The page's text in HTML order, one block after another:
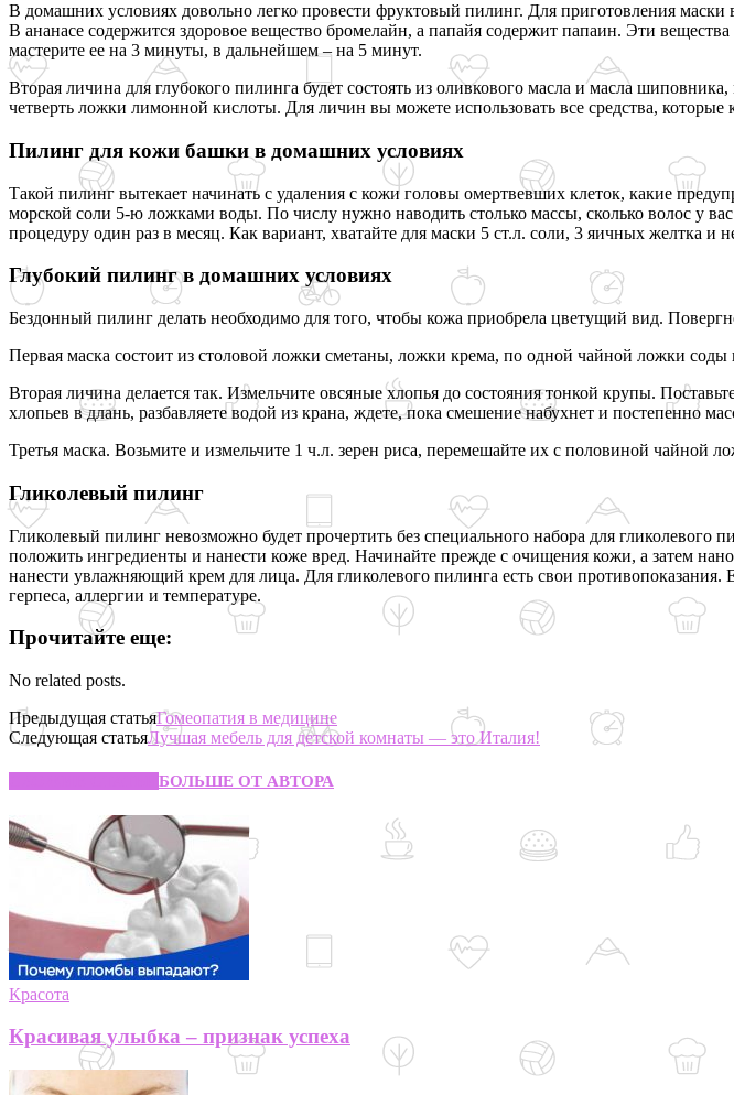
В домашних условиях довольно легко провести фруктовый пилинг. Для приготовления
В ананасе содержится здоровое вещество бромелайн, а папайя содержит папаин. Эти
мастерите ее на 3 минуты, в дальнейшем – на 5 минут.
Вторая личина для глубокого пилинга будет состоять из оливкового масла и масла
четверть ложки лимонной кислоты. Для личин вы можете использовать все средства, которые
Пилинг для кожи башки в домашних условиях
Такой пилинг вытекает начинать с удаления с кожи головы омертвевших клеток, какие
морской соли 5-ю ложками воды. По числу нужно наводить столько массы, сколько волос у
процедуру один раз в месяц. Как вариант, хватайте для маски 5 ст.л. соли, 3 яичных желтка и
Глубокий пилинг в домашних условиях
Бездонный пилинг делать необходимо для того, чтобы кожа приобрела цветущий вид.
Первая маска состоит из столовой ложки сметаны, ложки крема, по одной чайной ложки соды
Вторая личина делается так. Измельчите овсяные хлопья до состояния тонкой крупы.
хлопьев в длань, разбавляете водой из крана, ждете, пока смешение набухнет и постепенно
Третья маска. Возьмите и измельчите 1 ч.л. зерен риса, перемешайте их с половиной чайной
Гликолевый пилинг
Гликолевый пилинг невозможно будет прочертить без специального набора для
положить ингредиенты и нанести коже вред. Начинайте прежде с очищения кожи, а затем
нанести увлажняющий крем для лица. Для гликолевого пилинга есть свои противопоказания.
герпеса, аллергии и температуре.
Прочитайте еще:
No related posts.
Предыдущая статьяГомеопатия в медицине
Следующая статьяЛучшая мебель для детской комнаты — это Италия!
БОЛЬШЕ ОТ АВТОРА
Красота
Красивая улыбка – признак успеха